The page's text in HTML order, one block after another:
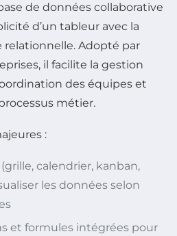
de données collaborative
d’un tableur avec la
relationnelle. Adopté par
il facilite la gestion
des équipes et
métier.
:
calendrier, kanban,
les données selon
et formules intégrées pour